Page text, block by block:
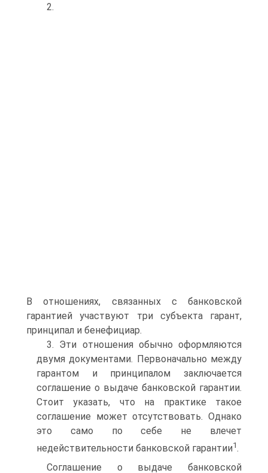
2.
В отношениях, связанных с банковской
гарантией участвуют три субъекта гарант,
принципал и бенефициар.
3. Эти отношения обычно оформляются
двумя документами. Первоначально между
гарантом и принципалом заключается
соглашение о выдаче банковской гаран­тии.
Стоит указать, что на практике такое
соглашение может отсутствовать. Одна­ко
это само по себе не влечет
недействительности банковской гарантии1.
Соглашение о выдаче банковской